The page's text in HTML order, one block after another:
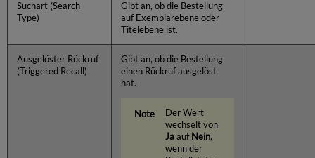
Suchart (Search
Type)
Gibt an, ob die Bestellung
auf Exemplarebene oder
Titelebene ist.
Ausgelöster Rückruf
(Triggered Recall)
Gibt an, ob die Bestellung
einen Rückruf ausgelöst
hat.
Der Wert
wechselt von
Jaauf Nein,
wenn der